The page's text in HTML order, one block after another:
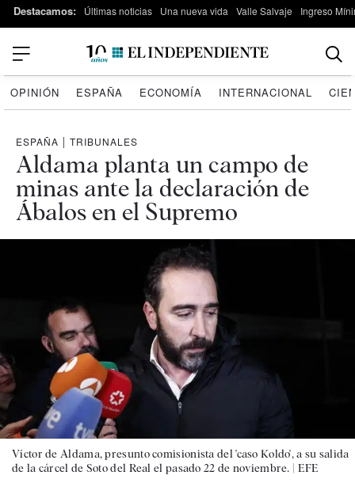
Destacamos: Últimas noticias Una nueva vida Valle Salvaje Ingreso
OPINIÓN ESPAÑA ECONOMÍA INTERNACIONAL
ESPAÑA | TRIBUNALES
Aldama planta un campo de
minas ante la declaración de
Ábalos en el Supremo
Víctor de Aldama, presunto comisionista del 'caso Koldo', a su salida
de la cárcel de Soto del Real el pasado 22 de noviembre. | EFE